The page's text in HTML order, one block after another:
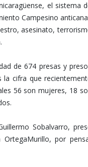
el sistema
Campesino
asesinato,
de 674 presas y
la cifra que
56 son mujeres, 18
Sobalvarro,
por